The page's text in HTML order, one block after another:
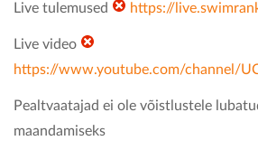
Live tulemused https://
Live video
https://www.youtube.com/channel/
Pealtvaatajad ei ole võistlustele
maandamiseks